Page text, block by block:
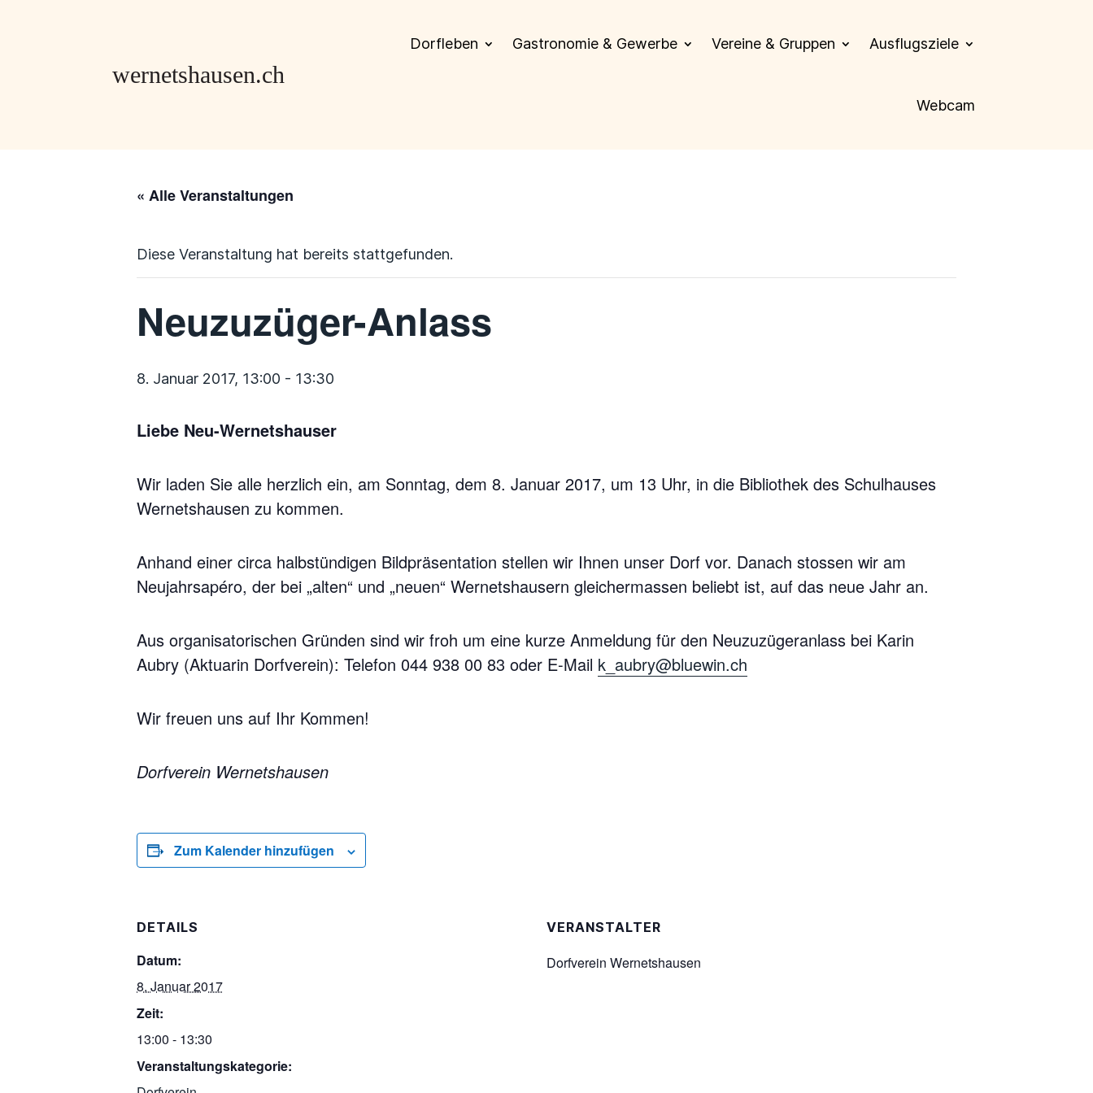
Dorfleben Gastronomie & Gewerbe Vereine & Gruppen Ausflugsziele
Webcam
« Alle Veranstaltungen
Diese Veranstaltung hat bereits stattgefunden.
Neuzuzüger-Anlass
8. Januar 2017, 13:00 - 13:30
Liebe Neu-Wernetshauser
Wir laden Sie alle herzlich ein, am Sonntag, dem 8. Januar 2017, um 13 Uhr, in die Bibliothek des Schulhauses
Wernetshausen zu kommen.
Anhand einer circa halbstündigen Bildpräsentation stellen wir Ihnen unser Dorf vor. Danach stossen wir am
Neujahrsapéro, der bei „alten“ und „neuen“ Wernetshausern gleichermassen beliebt ist, auf das neue Jahr an.
Aus organisatorischen Gründen sind wir froh um eine kurze Anmeldung für den Neuzuzügeranlass bei Karin
Aubry (Aktuarin Dorfverein): Telefon 044 938 00 83 oder E-Mail k_aubry@bluewin.ch
Wir freuen uns auf Ihr Kommen!
Dorfverein Wernetshausen
Zum Kalender hinzufügen
DETAILS
Datum:
8. Januar 2017
Zeit:
13:00 - 13:30
Veranstaltungskategorie:
VERANSTALTER
Dorfverein Wernetshausen